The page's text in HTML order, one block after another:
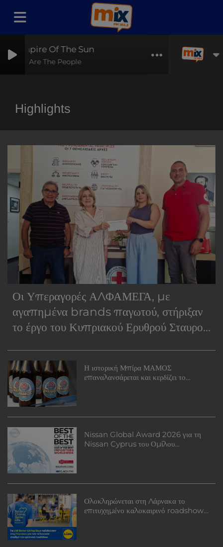
Empire Of The Sun
We Are The People
Highlights
Οι Υπεραγορές ΑΛΦΑΜΕΓΑ, με
αγαπημένα brands παγωτού, στήριξαν
το έργο του Κυπριακού Ερυθρού Σταυρού
πολλά χαμόγελα!».
Η ιστορική Μπίρα ΜΑΜΟΣ
επαναλανσάρεται και κερδίζει το
Νissan Global Award 2026 για τη
Nissan Cyprus του Ομίλου
Ολοκληρώνεται στη Λάρνακα το
επιτυχημένο καλοκαιρινό roadshow